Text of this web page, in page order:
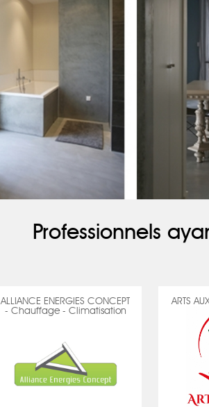
Professionnels
ALLIANCE ENERGIES CONCEPT
- Chauffage - Climatisation
ARTS